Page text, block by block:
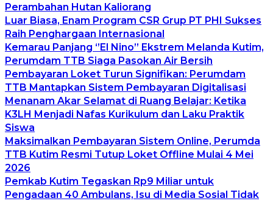
Perambahan Hutan Kaliorang
Luar Biasa, Enam Program CSR Grup PT PHI Sukses
Raih Penghargaan Internasional
Kemarau Panjang ‘’El Nino’’ Ekstrem Melanda Kutim,
Perumdam TTB Siaga Pasokan Air Bersih
Pembayaran Loket Turun Signifikan: Perumdam
TTB Mantapkan Sistem Pembayaran Digitalisasi
Menanam Akar Selamat di Ruang Belajar: Ketika
K3LH Menjadi Nafas Kurikulum dan Laku Praktik
Siswa
Maksimalkan Pembayaran Sistem Online, Perumda
TTB Kutim Resmi Tutup Loket Offline Mulai 4 Mei
2026
Pemkab Kutim Tegaskan Rp9 Miliar untuk
Pengadaan 40 Ambulans, Isu di Media Sosial Tidak